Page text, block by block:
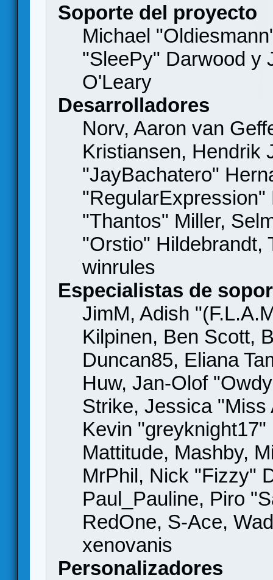
Soporte del proyecto
Michael
"SleePy" Darwood y
O'Leary
Desarrolladores
Norv, Aaron van
Kristiansen, Hendrik
"JayBachatero"
"Thantos" Miller,
"Orstio" Hildebrandt,
winrules
Especialistas de
JimM, Adish
Kilpinen, Ben Scott,
Duncan85, Eliana
Huw, Jan-Olof
Strike, Jessica
Kevin
Mattitude, Mashby,
MrPhil, Nick "Fizzy"
Paul_Pauline, Piro
RedOne, S-Ace,
xenovanis
Personalizadores